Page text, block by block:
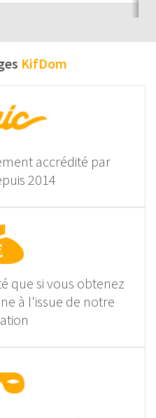
KifDom
accrédité par
2014
que si vous obtenez
à l'issue de notre